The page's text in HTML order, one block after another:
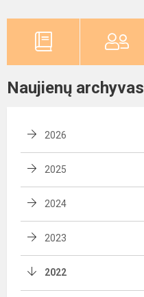
Naujienų archyvas
2026
2025
2024
2023
2022